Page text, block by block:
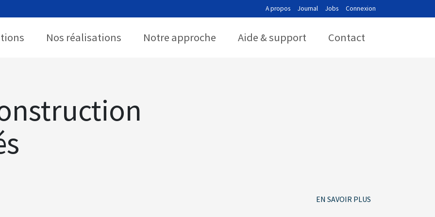
A propos Journal Jobs Connexion
Nos réalisations Notre approche Aide & support Contact
EN SAVOIR PLUS